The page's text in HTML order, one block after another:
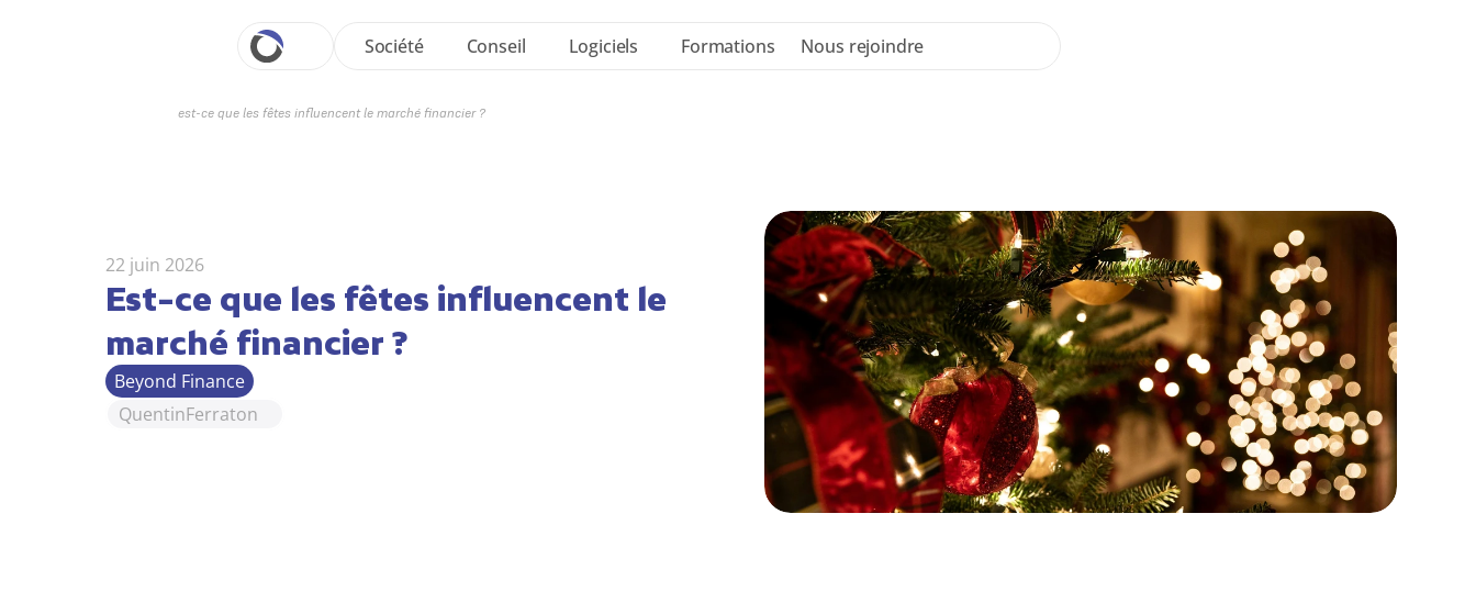
Société Conseil Logiciels Formations Nous rejoindre
est-ce que les fêtes influencent le marché financier ?
22 juin 2026
Est-ce que les fêtes influencent le
marché financier ?
Beyond Finance
QuentinFerraton